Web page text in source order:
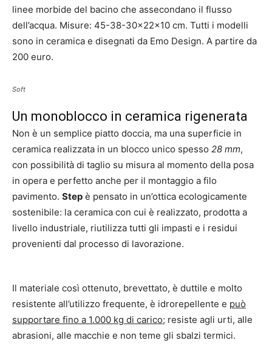
linee morbide del bacino che assecondano il flusso
dell’acqua. Misure: 45-38-30x22x10 cm. Tutti i modelli
sono in ceramica e disegnati da Emo Design. A partire da
200 euro.
Soft
Un monoblocco in ceramica rigenerata
Non è un semplice piatto doccia, ma una superficie in
ceramica realizzata in un blocco unico spesso 28 mm,
con possibilità di taglio su misura al momento della posa
in opera e perfetto anche per il montaggio a filo
pavimento. Step è pensato in un’ottica ecologicamente
sostenibile: la ceramica con cui è realizzato, prodotta a
livello industriale, riutilizza tutti gli impasti e i residui
provenienti dal processo di lavorazione.
Il materiale così ottenuto, brevettato, è duttile e molto
resistente all’utilizzo frequente, è idrorepellente e può
supportare fino a 1.000 kg di carico; resiste agli urti, alle
abrasioni, alle macchie e non teme gli sbalzi termici.